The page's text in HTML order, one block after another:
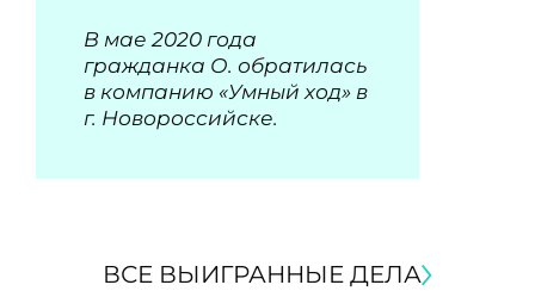
В мае 2020 года
гражданка О. обратилась
в компанию «Умный ход» в
г. Новороссийске.
ВСЕ ВЫИГРАННЫЕ ДЕЛА